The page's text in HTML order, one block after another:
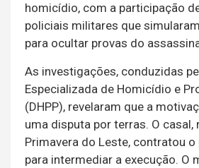
homicídio, com a participação
policiais militares que
para ocultar provas do
As investigações, conduzidas
Especializada de Homicídio e
(DHPP), revelaram que a
uma disputa por terras. O casal,
Primavera do Leste, contratou
para intermediar a execução. O